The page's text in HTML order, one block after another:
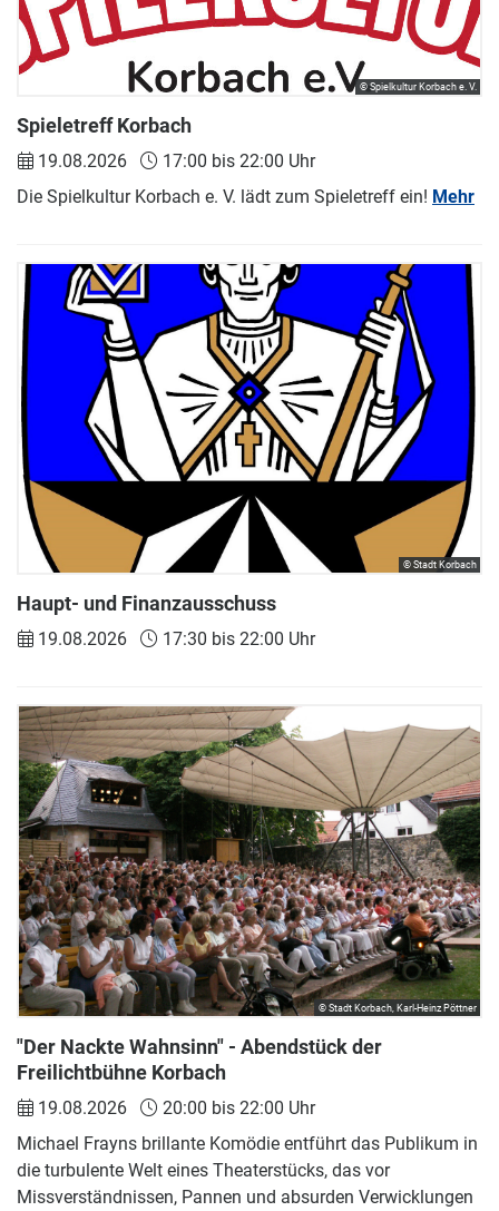
Spieletreff Korbach
19.08.2026
17:00 bis 22:00 Uhr
Die Spielkultur Korbach e. V. lädt zum Spieletreff ein! Mehr
© Spielkultur Korbach e. V.
Haupt- und Finanzausschuss
19.08.2026 17:30 bis 22:00 Uhr
© Stadt Korbach
"Der Nackte Wahnsinn" - Abendstück der
Freilichtbühne Korbach
19.08.2026
20:00 bis 22:00 Uhr
Michael Frayns brillante Komödie entführt das Publikum in
die turbulente Welt eines Theaterstücks, das vor
Missverständnissen, Pannen und absurden Verwicklungen
© Stadt Korbach, Karl-Heinz Pöttner